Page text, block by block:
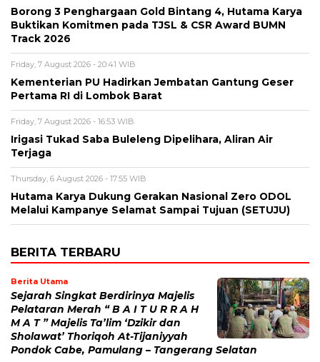
Borong 3 Penghargaan Gold Bintang 4, Hutama Karya
Buktikan Komitmen pada TJSL & CSR Award BUMN
Track 2026
Friday, 7 August 2026 - 20:41 WIB
Kementerian PU Hadirkan Jembatan Gantung Geser
Pertama RI di Lombok Barat
Friday, 7 August 2026 - 16:53 WIB
Irigasi Tukad Saba Buleleng Dipelihara, Aliran Air
Terjaga
Thursday, 6 August 2026 - 17:55 WIB
Hutama Karya Dukung Gerakan Nasional Zero ODOL
Melalui Kampanye Selamat Sampai Tujuan (SETUJU)
BERITA TERBARU
Berita Utama
Sejarah Singkat Berdirinya Majelis
Pelataran Merah “ B A I T U R R A H
M A T ” Majelis Ta’lim ‘Dzikir dan
Sholawat’ Thoriqoh At-Tijaniyyah
Pondok Cabe, Pamulang – Tangerang Selatan